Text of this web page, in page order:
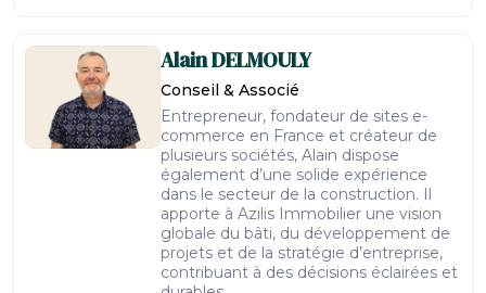
AlainDELMOULY
Conseil & Associé
Entrepreneur, fondateur de sites e-
commerce en France et créateur de
plusieurs sociétés, Alain dispose
également d’une solide expérience
dans le secteur de la construction. Il
apporte à Azilis Immobilier une vision
globale du bâti, du développement de
projets et de la stratégie d’entreprise,
contribuant à des décisions éclairées et